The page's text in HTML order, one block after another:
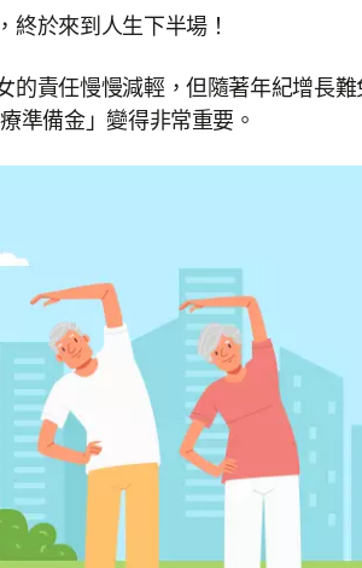
終於來到人生下半場！
的責任慢慢減輕，但隨著年紀增長
準備金」變得非常重要。